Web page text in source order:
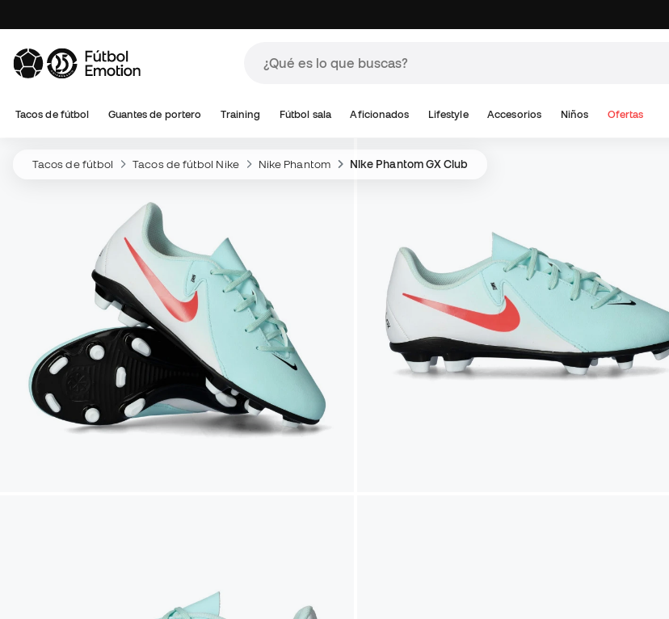
Tacos de fútbol Guantes de portero Training Fútbol sala Aficionados Lifestyle Accesorios Niños Ofertas
Tacos de fútbol Tacos de fútbol Nike Nike Phantom Nike Phantom GX Club